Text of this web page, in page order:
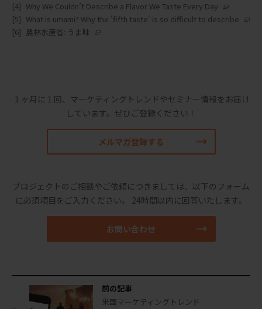
Why We Couldn’t Describe a Flavor We Taste Every Day
What is umami? Why the 'fifth taste' is so difficult to describe
農林水産省: うま味
１ヶ月に１回、マーケティングトレンドやセミナー情報をお届け
しています。 ぜひご登録ください！
メルマガ登録する
プロジェクトのご相談やご依頼につきましては、以下のフォーム
に必須項目をご入力ください。
24時間以内に回答いたします。
お問い合わせ
前の記事
米国マーケティングトレンド